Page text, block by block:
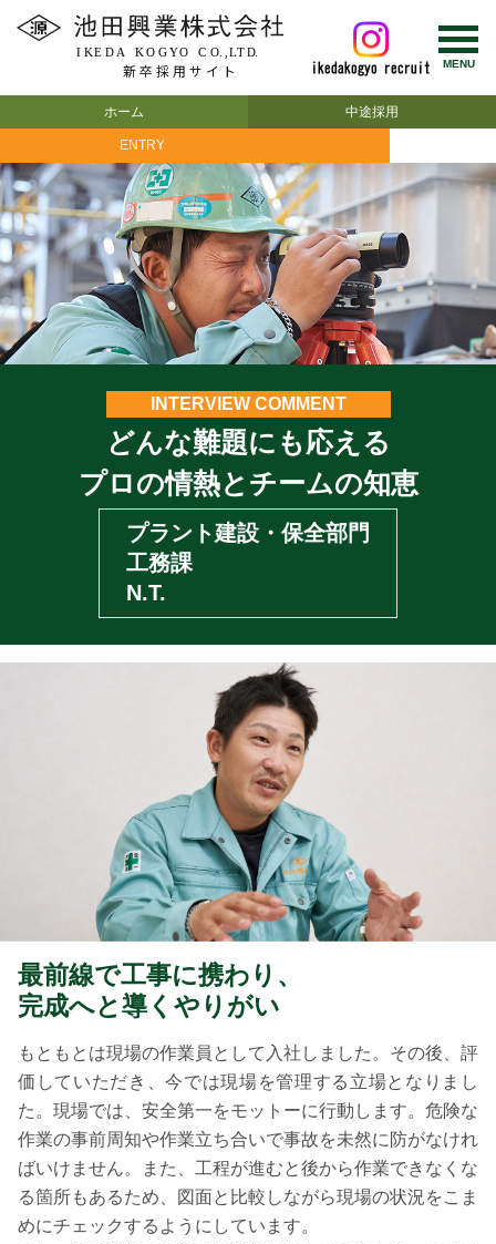
新卒採用サイト
ホーム 中途採用
ENTRY
INTERVIEW COMMENT
どんな難題にも応える
プロの情熱とチームの知恵
プラント建設・保全部門
工務課
N.T.
最前線で工事に携わり、
完成へと導くやりがい
もともとは現場の作業員として入社しました。その後、評
価していただき、今では現場を管理する立場となりまし
た。現場では、安全第一をモットーに行動します。危険な
作業の事前周知や作業立ち合いで事故を未然に防がなけれ
ばいけません。また、工程が進むと後から作業できなくな
る箇所もあるため、図面と比較しながら現場の状況をこま
めにチェックするようにしています。